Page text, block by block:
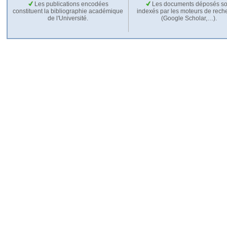
Les publications encodées
constituent la bibliographie académique
de l'Université.
Les documents déposés
indexés par les moteurs de
(Google Scholar,…).